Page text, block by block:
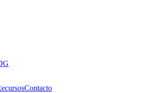
Contacto